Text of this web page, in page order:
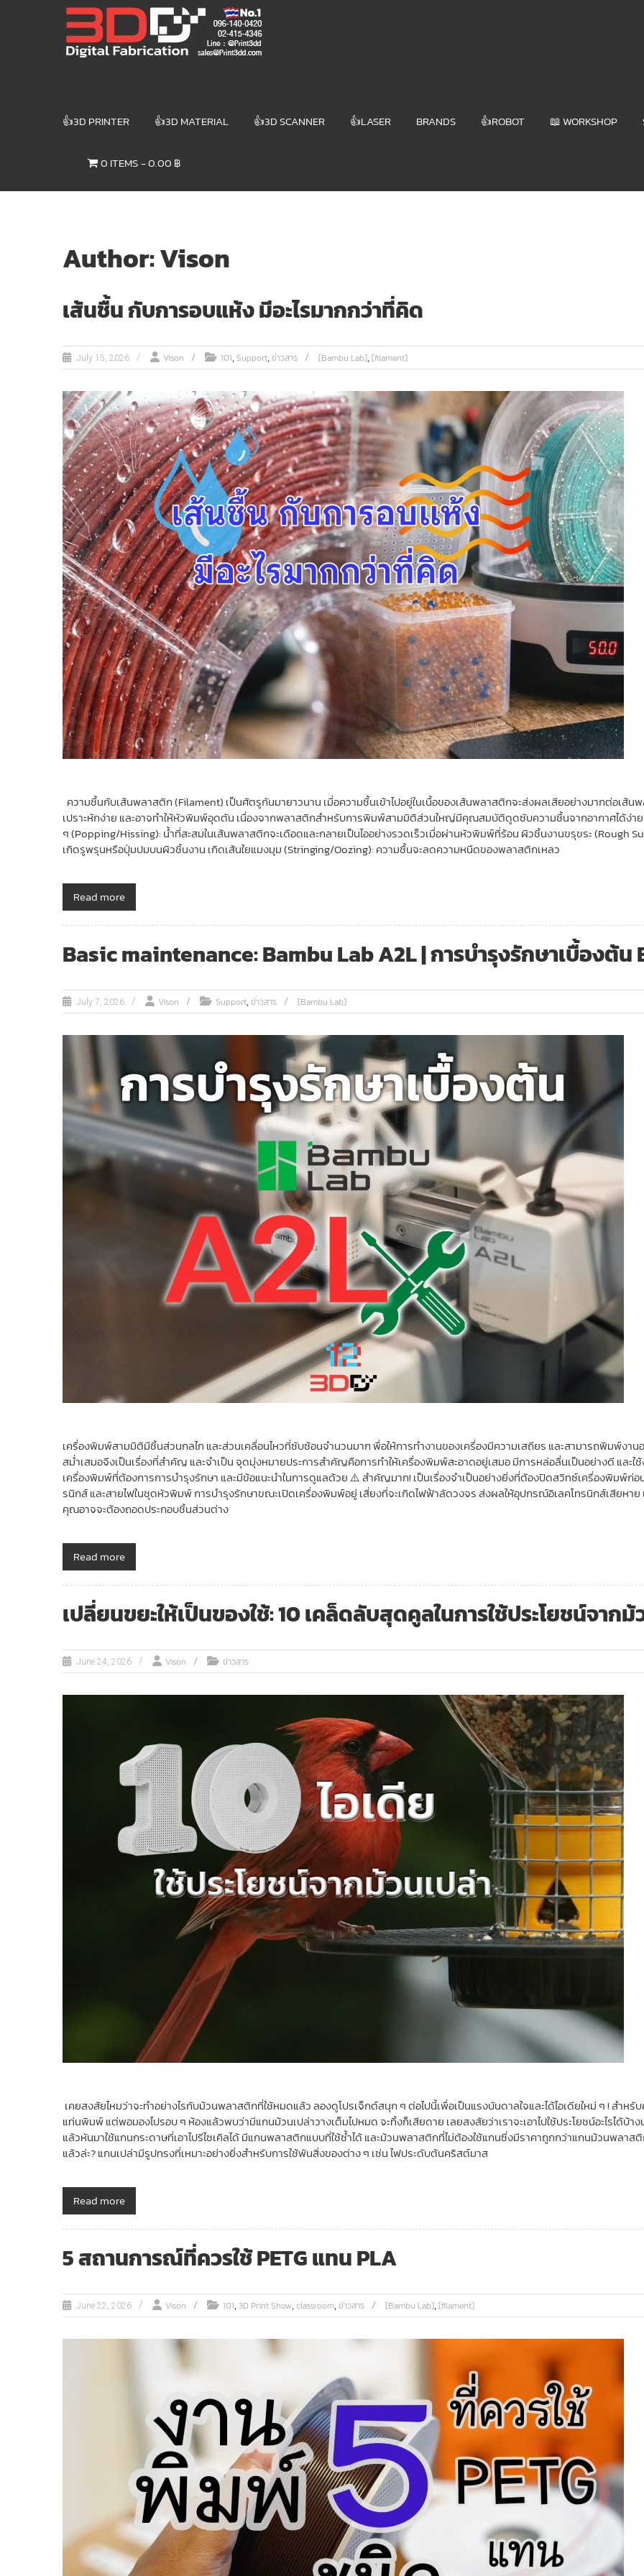
3DD DIGITAL
FABRICATION
3D Printer |
👍3D PRINTER 👍3D MATERIAL 👍3D SCANNER 👍LASER BRANDS 👍ROBOT 📖 WORKSHOP
0 ITEMS 0.00 ฿
Author:Vison
เส้นชื้น กับการอบแห้ง มีอะไรมากกว่าที่คิด
July 15, 2026 Vison 101,Support,ข่าวสาร [Bambu Lab],[filament]
ความชื้นกับเส้นพลาสติก (Filament) เป็นศัตรูกันมายาวนาน เมื่อความชื้นเข้าไปอยู่ในเนื้อของเส้นพลาสติกจะส่งผลเสียอย่างมากต่อเ
เปราะหักง่าย และอาจทำให้หัวพิมพ์อุดตัน เนื่องจากพลาสติกสำหรับการพิมพ์สามมิติส่วนใหญ่มีคุณสมบัติดูดซับความชื้นจากอากาศได้ง่า
ๆ (Popping/Hissing): น้ำที่สะสมในเส้นพลาสติกจะเดือดและกลายเป็นไออย่างรวดเร็วเมื่อผ่านหัวพิมพ์ที่ร้อน ผิวชิ้นงานขรุขระ (Rough
เกิดรูพรุนหรือปุ่มปมบนผิวชิ้นงาน เกิดเส้นใยแมงมุม (Stringing/Oozing): ความชื้นจะลดความหนืดของพลาสติกเหลว
Read more
Basic maintenance: Bambu Lab A2L | การบำรุงรักษาเบื้องต้น
July 7, 2026 Vison Support,ข่าวสาร [Bambu Lab]
เครื่องพิมพ์สามมิติมีชิ้นส่วนกลไก และส่วนเคลื่อนไหวที่ซับซ้อนจำนวนมาก พื่อให้การทำงานของเครื่องมีความเสถียร และสามารถพิมพ์ง
สม่ำเสมอจึงเป็นเรื่องที่สำคัญ และจำเป็น จุดมุ่งหมายประการสำคัญคือการทำให้เครื่องพิมพ์สะอาดอยู่เสมอ มีการหล่อลื่นเป็นอย่างดี และ
เครื่องพิมพ์ที่ต้องการการบำรุงรักษา และมีข้อแนะนำในการดูแลด้วย ⚠️ สำคัญมาก! เป็นเรื่องจำเป็นอย่างยิ่งที่ต้องปิดสวิทซ์เครื่องพิมพ์ก่อ
รนิกส์ และสายไฟในชุดหัวพิมพ์ การบำรุงรักษาขณะเปิดเครื่องพิมพ์อยู่ เสี่ยงที่จะเกิดไฟฟ้าลัดวงจร ส่งผลให้อุปกรณ์อิเลคโทรนิกส์เสียหา
คุณอาจจะต้องถอดประกอบชิ้นส่วนต่าง
Read more
เปลี่ยนขยะให้เป็นของใช้: 10 เคล็ดลับสุดคูลในการใช้ประโยชน์จาก
June 24, 2026 Vison ข่าวสาร
เคยสงสัยไหมว่าจะทำอย่างไรกับม้วนพลาสติกที่ใช้หมดแล้ว ลองดูโปรเจ็กต์สนุก ๆ ต่อไปนี้เพื่อเป็นแรงบันดาลใจและได้ไอเดียใหม่ ๆ ! สำ
แท่นพิมพ์ แต่พอมองไปรอบ ๆ ห้องแล้วพบว่ามีแกนม้วนเปล่าวางเต็มไปหมด จะทิ้งก็เสียดาย เลยสงสัยว่าเราจะเอาไปใช้ประโยชน์อะไรได้
แล้วหันมาใช้แกนกระดาษที่เอาไปรีไซเคิลได้ มีแกนพลาสติกแบบที่ใช้ซ้ำได้ และม้วนพลาสติกที่ไม่ต้องใช้แกนซึ่งมีราคาถูกกว่าแกนม้วนพล
แล้วล่ะ? แกนเปล่ามีรูปทรงที่เหมาะอย่างยิ่งสำหรับการใช้พันสิ่งของต่าง ๆ เช่น ไฟประดับต้นคริสต์มาส
Read more
5 สถานการณ์ที่ควรใช้ PETG แทน PLA
June 22, 2026 Vison 101,3D Print Show,classroom,ข่าวสาร [Bambu Lab],[filament]